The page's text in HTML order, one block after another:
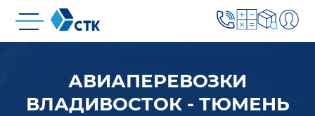
АВИАПЕРЕВОЗКИ
ВЛАДИВОСТОК - ТЮМЕНЬ